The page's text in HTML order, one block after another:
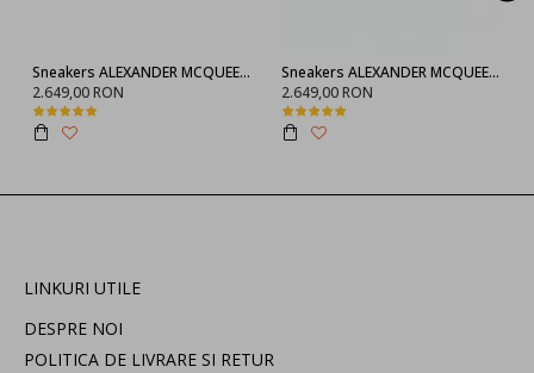
Sneakers ALEXANDER MCQUEEN, Negru full
2.649,00 RON
Sneakers ALEXANDER MCQUEEN, 553770WHGP01000
2.649,00 RON
LINKURI UTILE
DESPRE NOI
POLITICA DE LIVRARE SI RETUR